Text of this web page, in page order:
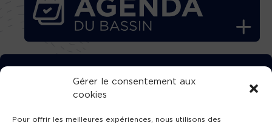
Gérer le consentement aux
cookies
Pour offrir les meilleures expériences, nous utilisons des
TÉLÉCHARGEZ GRATUITEMENT
L’APPLICATION TVBA !